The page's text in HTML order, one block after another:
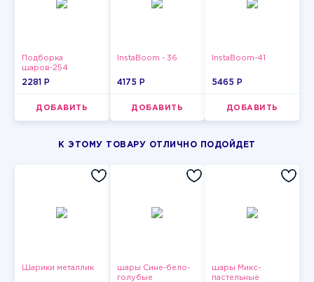
Подборка
шаров-254
2281 P
ДОБАВИТЬ
InstaBoom - 36
4175 P
ДОБАВИТЬ
InstaBoom-41
5465 P
ДОБАВИТЬ
К ЭТОМУ ТОВАРУ ОТЛИЧНО ПОДОЙДЕТ
Шарики металлик
шары Сине-бело-
голубые
шары Микс-
пастельные